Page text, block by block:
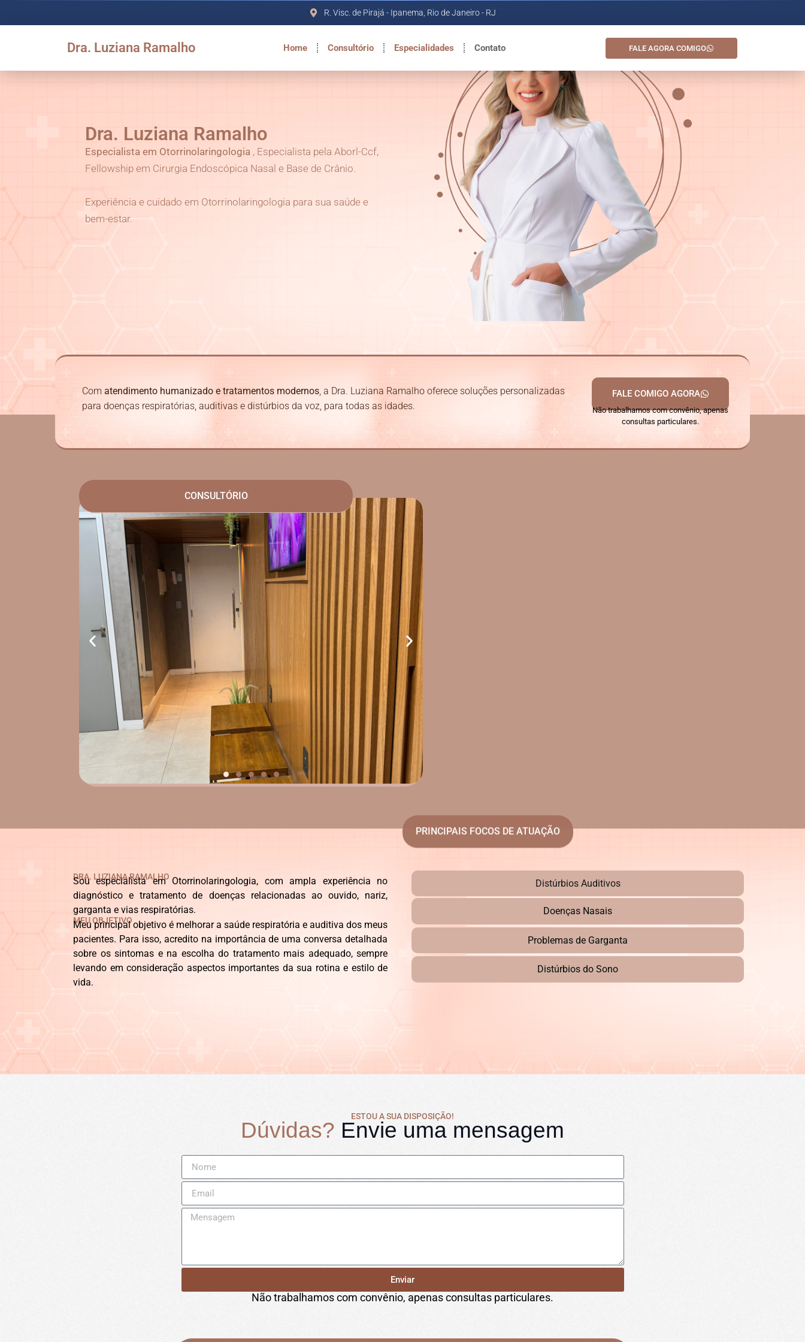
R. Visc. de Pirajá - Ipanema, Rio de Janeiro - RJ
Dra. Luziana Ramalho Home Consultório Especialidades Contato FALE AGORA COMIGO
Dra. Luziana Ramalho
Especialista em Otorrinolaringologia , Especialista pela Aborl-Ccf,
Fellowship em Cirurgia Endoscópica Nasal e Base de Crânio.
Experiência e cuidado em Otorrinolaringologia para sua saúde e
bem-estar.
Com atendimento humanizado e tratamentos modernos, a Dra. Luziana Ramalho oferece soluções personalizadas
para doenças respiratórias, auditivas e distúrbios da voz, para todas as idades.
FALE COMIGO AGORA
Não trabalhamos com convênio, apenas
consultas particulares.
CONSULTÓRIO
PRINCIPAIS FOCOS DE ATUAÇÃO
DRA. LUZIANA RAMALHO
Sou especialista em Otorrinolaringologia, com ampla experiência no
diagnóstico e tratamento de doenças relacionadas ao ouvido, nariz,
garganta e vias respiratórias.
MEU OBJETIVO
Meu principal objetivo é melhorar a saúde respiratória e auditiva dos meus
pacientes. Para isso, acredito na importância de uma conversa detalhada
sobre os sintomas e na escolha do tratamento mais adequado, sempre
levando em consideração aspectos importantes da sua rotina e estilo de
vida.
Distúrbios Auditivos
Doenças Nasais
Problemas de Garganta
Distúrbios do Sono
ESTOU A SUA DISPOSIÇÃO!
Dúvidas? Envie uma mensagem
Enviar
Não trabalhamos com convênio, apenas consultas particulares.